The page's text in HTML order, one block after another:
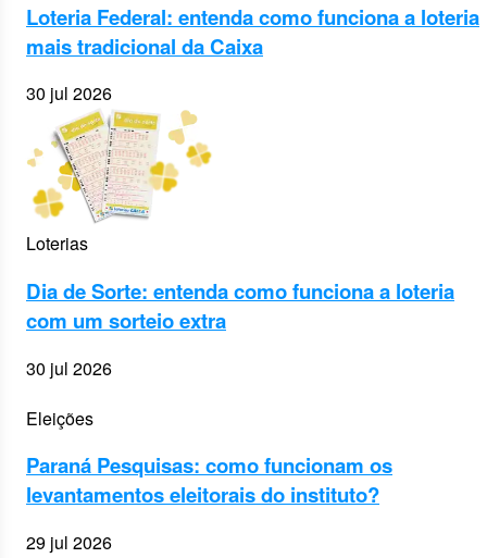
Loteria Federal: entenda como funciona a loteria
mais tradicional da Caixa
30 jul 2026
Loterias
Dia de Sorte: entenda como funciona a loteria
com um sorteio extra
30 jul 2026
Eleições
Paraná Pesquisas: como funcionam os
levantamentos eleitorais do instituto?
29 jul 2026